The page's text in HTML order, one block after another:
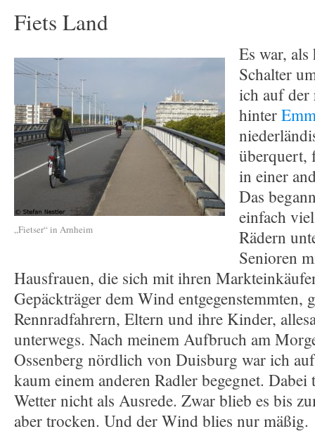
Fiets Land
„Fietser“ in Arnheim
Es war, als
Schalter
ich auf der
hinter
überquert,
in einer
Das
einfach
Rädern
Senioren
Hausfrauen, die sich mit ihren
Gepäckträger dem Wind entgegenstemmten,
Rennradfahrern, Eltern und ihre Kinder,
unterwegs. Nach meinem Aufbruch am
Ossenberg nördlich von Duisburg war ich
kaum einem anderen Radler begegnet. Dabei
Wetter nicht als Ausrede. Zwar blieb es bis
aber trocken. Und der Wind blies nur mäßig.